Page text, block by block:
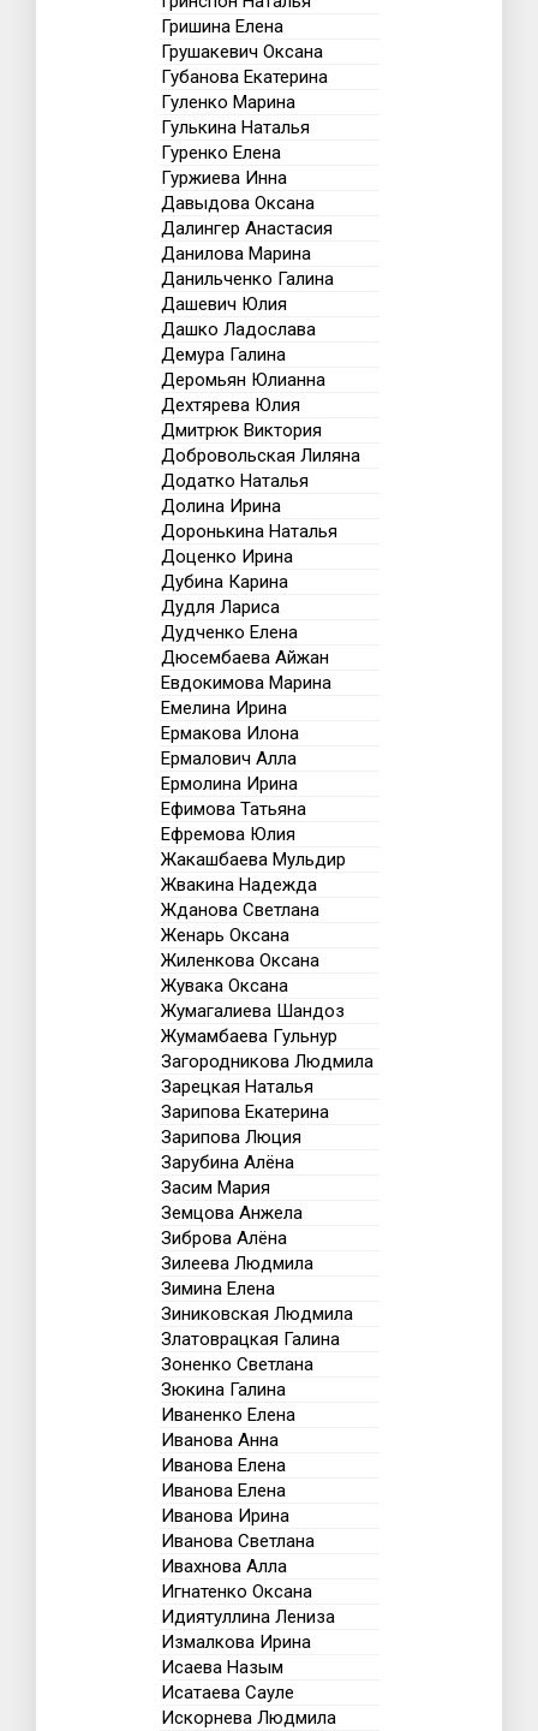
Гришина Елена
Грушакевич Оксана
Губанова Екатерина
Гуленко Марина
Гулькина Наталья
Гуренко Елена
Гуржиева Инна
Давыдова Оксана
Далингер Анастасия
Данилова Марина
Данильченко Галина
Дашевич Юлия
Дашко Ладослава
Демура Галина
Деромьян Юлианна
Дехтярева Юлия
Дмитрюк Виктория
Добровольская Лиляна
Додатко Наталья
Долина Ирина
Доронькина Наталья
Доценко Ирина
Дубина Карина
Дудля Лариса
Дудченко Елена
Дюсембаева Айжан
Евдокимова Марина
Емелина Ирина
Ермакова Илона
Ермалович Алла
Ермолина Ирина
Ефимова Татьяна
Ефремова Юлия
Жакашбаева Мульдир
Жвакина Надежда
Жданова Светлана
Женарь Оксана
Жиленкова Оксана
Жувака Оксана
Жумагалиева Шандоз
Жумамбаева Гульнур
Загородникова Людмила
Зарецкая Наталья
Зарипова Екатерина
Зарипова Люция
Зарубина Алёна
Засим Мария
Земцова Анжела
Зиброва Алёна
Зилеева Людмила
Зимина Елена
Зиниковская Людмила
Златоврацкая Галина
Зоненко Светлана
Зюкина Галина
Иваненко Елена
Иванова Анна
Иванова Елена
Иванова Елена
Иванова Ирина
Иванова Светлана
Ивахнова Алла
Игнатенко Оксана
Идиятуллина Лениза
Измалкова Ирина
Исаева Назым
Исатаева Сауле
Искорнева Людмила